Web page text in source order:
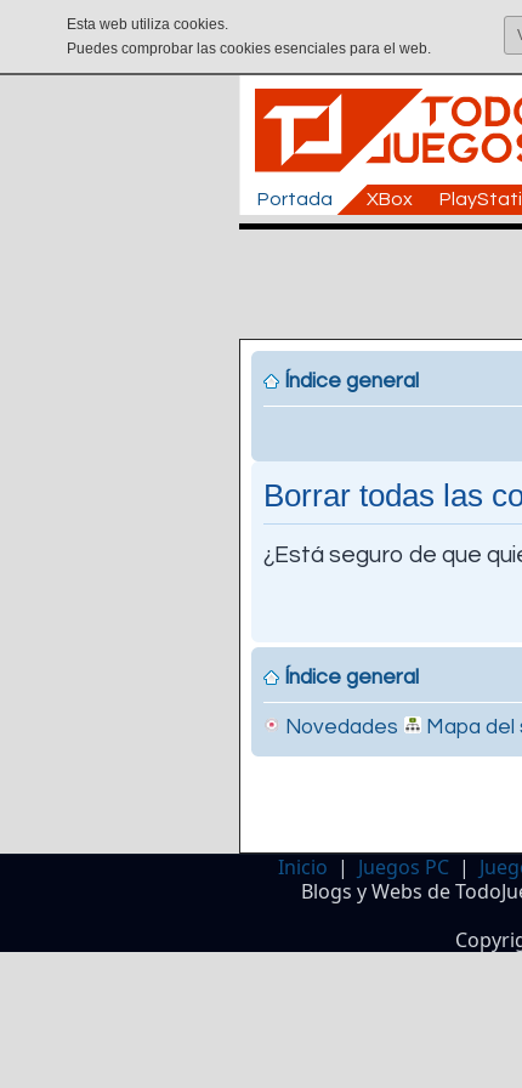
Esta web utiliza cookies.
Puedes comprobar las cookies esenciales para el web.
Portada XBox
Índice general
Borrar todas las
¿Está seguro de que
Índice general
Novedades Mapa del
Inicio | Juegos PC |
Blogs y Webs de